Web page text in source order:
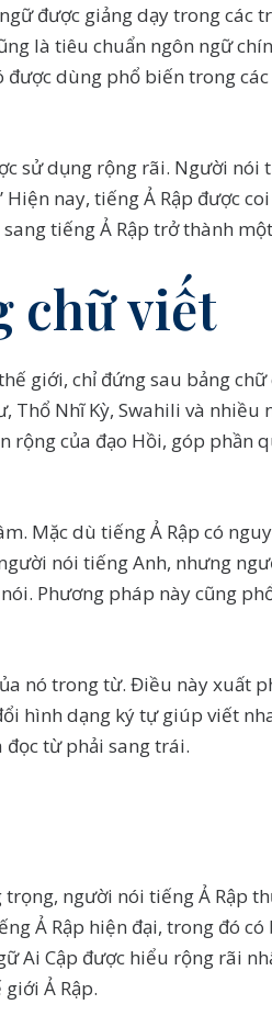
được giảng dạy trong các
là tiêu chuẩn ngôn ngữ
được dùng phổ biến trong
sử dụng rộng rãi. Người nói
nay, tiếng Ả Rập được
tiếng Ả Rập trở thành
chữ viết
giới, chỉ đứng sau bảng
Thổ Nhĩ Kỳ, Swahili và nhiều
rộng của đạo Hồi, góp phần
Mặc dù tiếng Ả Rập có
nói tiếng Anh, nhưng
Phương pháp này cũng
nó trong từ. Điều này xuất
hình dạng ký tự giúp viết
đọc từ phải sang trái.
người nói tiếng Ả Rập
Ả Rập hiện đại, trong đó
Ai Cập được hiểu rộng rãi
Ả Rập.